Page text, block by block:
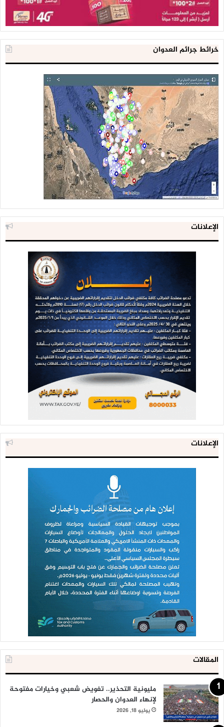
خرائط جرائم العدوان
الإعلانات
الإعلانات
المقالات
مليونية التحذير.. تفويض شعبي وخيارات مفتوحة
لإنهاء العدوان والحصار
يوليو 18, 2026